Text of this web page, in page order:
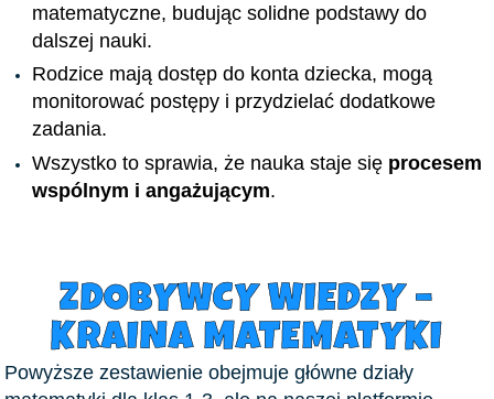
matematyczne, budując solidne podstawy do
dalszej nauki.
Rodzice mają dostęp do konta dziecka, mogą
monitorować postępy i przydzielać dodatkowe
zadania.
Wszystko to sprawia, że nauka staje się procesem
wspólnym i angażującym.
ZDOBYWCY WIEDZY –
KRAINA MATEMATYKI
Powyższe zestawienie obejmuje główne działy